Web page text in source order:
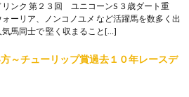
リンク 第２３回 ユニコーンS ３歳ダート重
ーリア、ノンコノユメ など活躍馬を数多く出
気馬同士で 堅く収まること[…]
～チューリップ賞過去１０年レースデ